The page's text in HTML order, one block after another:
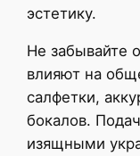
эстетику.
Не забывайте
влияют на
салфетки,
бокалов.
изящными